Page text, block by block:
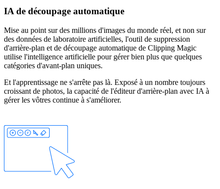
IA de découpage automatique
Mise au point sur des millions d'images du monde réel, et non sur
des données de laboratoire artificielles, l'outil de suppression
d'arrière-plan et de découpage automatique de Clipping Magic
utilise l'intelligence artificielle pour gérer bien plus que quelques
catégories d'avant-plan uniques.
Et l'apprentissage ne s'arrête pas là. Exposé à un nombre toujours
croissant de photos, la capacité de l'éditeur d'arrière-plan avec IA à
gérer les vôtres continue à s'améliorer.